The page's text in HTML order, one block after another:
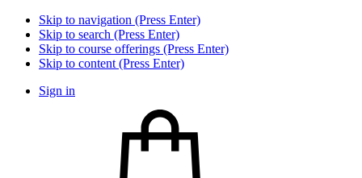
Skip to navigation (Press Enter)
Skip to search (Press Enter)
Skip to course offerings (Press Enter)
Skip to content (Press Enter)
Sign in